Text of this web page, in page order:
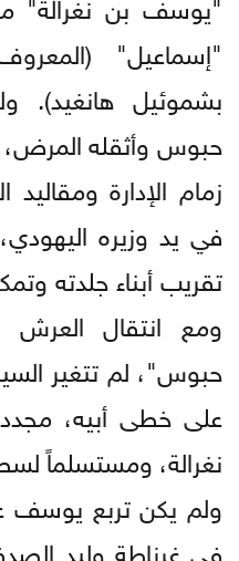
"إسماعيل"
بشموئيل هانغيد).
حبوس وأثقله
زمام الإدارة ومقاليد
في يد وزيره
تقريب أبناء جلدته
ومع انتقال العرش
حبوس"، لم تتغير
على خطى أبيه،
نغرالة، ومستسلماً
ولم يكن تربع يوسف
في غرناطة وليد